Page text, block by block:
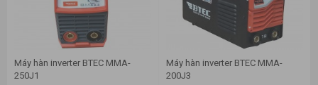
Máy hàn inverter BTEC MMA-
250J1
Máy hàn inverter BTEC MMA-
200J3